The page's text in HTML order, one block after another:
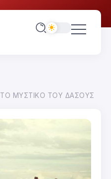
ΤΟ ΜΥΣΤΙΚΟ ΤΟΥ ΔΑΣΟΥΣ